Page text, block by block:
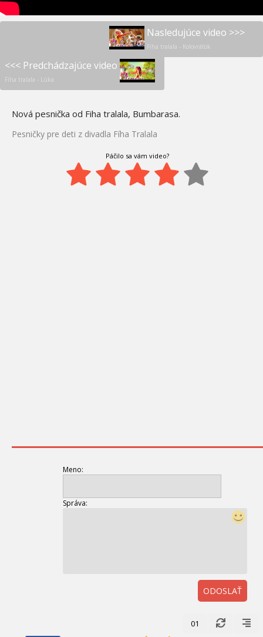
Nasledujúce video >>>
Fíha tralala - Kolovrátok
<<< Predchádzajúce video
Fíha tralala - Lúka
Nová pesnička od Fiha tralala, Bumbarasa.
Pesničky pre deti z divadla Fíha Tralala
Páčilo sa vám video?
Meno:
Správa:
ODOSLAŤ
01